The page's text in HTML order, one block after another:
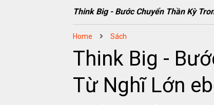
Think Big - Bước Chuyển Thần Kỳ
Home Sách
Think Big -
Từ Nghĩ Lớn